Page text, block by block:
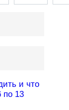
и что
по 13